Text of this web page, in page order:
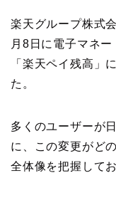
楽天グループ株式
月8日に電子マネ
「楽天ペイ残高」
た。
多くのユーザーが
に、この変更がど
全体像を把握して